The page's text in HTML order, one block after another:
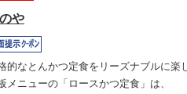
や
的なとんかつ定食をリーズナブルに楽
メニューの「ロースかつ定食」は、